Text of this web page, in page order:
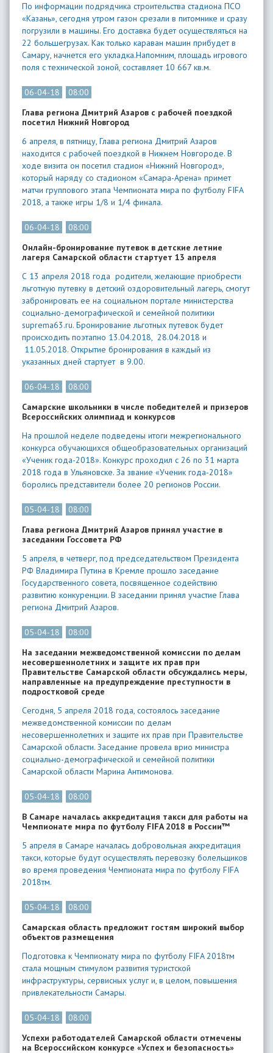
По информации подрядчика строительства стадиона ПСО
«Казань», сегодня утром газон срезали в питомнике и сразу
погрузили в машины. Его доставка будет осуществляться на
22 большегрузах. Как только караван машин прибудет в
Самару, начнется его укладка.Напомним, площадь игрового
поля с технической зоной, составляет 10 667 кв.м.
06-04-18
08:00
Глава региона Дмитрий Азаров с рабочей поездкой
посетил Нижний Новгород
6 апреля, в пятницу, Глава региона Дмитрий Азаров
находится с рабочей поездкой в Нижнем Новгороде. В
ходе визита он посетил стадион «Нижний Новгород»,
который наряду со стадионом «Самара-Арена» примет
матчи группового этапа Чемпионата мира по футболу FIFA
2018, а также игры 1/8 и 1/4 финала.
06-04-18
08:00
Онлайн-бронирование путевок в детские летние
лагеря Самарской области стартует 13 апреля
С 13 апреля 2018 года родители, желающие приобрести
льготную путевку в детский оздоровительный лагерь, смогут
забронировать ее на социальном портале министерства
социально-демографической и семейной политики
suprema63.ru. Бронирование льготных путевок будет
происходить поэтапно 13.04.2018, 28.04.2018 и
11.05.2018. Открытие бронирования в каждый из
указанных дней стартует в 9.00.
06-04-18
08:00
Самарские школьники в числе победителей и призеров
Всероссийских олимпиад и конкурсов
На прошлой неделе подведены итоги межрегионального
конкурса обучающихся общеобразовательных организаций
«Ученик года-2018». Конкурс проходил с 26 по 31 марта
2018 года в Ульяновске. За звание «Ученик года-2018»
боролись представители более 20 регионов России.
05-04-18
08:00
Глава региона Дмитрий Азаров принял участие в
заседании Госсовета РФ
5 апреля, в четверг, под председательством Президента
РФ Владимира Путина в Кремле прошло заседание
Государственного совета, посвященное содействию
развитию конкуренции. В заседании принял участие Глава
региона Дмитрий Азаров.
05-04-18
08:00
На заседании межведомственной комиссии по делам
несовершеннолетних и защите их прав при
Правительстве Самарской области обсуждались меры,
направленные на предупреждение преступности в
подростковой среде
Сегодня, 5 апреля 2018 года, состоялось заседание
межведомственной комиссии по делам
несовершеннолетних и защите их прав при Правительстве
Самарской области. Заседание провела врио министра
социально-демографической и семейной политики
Самарской области Марина Антимонова.
05-04-18
08:00
В Самаре началась аккредитация такси для работы на
Чемпионате мира по футболу FIFA 2018 в России™
5 апреля в Самаре началась добровольная аккредитация
такси, которые будут осуществлять перевозку болельщиков
во время проведения Чемпионата мира по футболу FIFA
2018тм.
05-04-18
08:00
Самарская область предложит гостям широкий выбор
объектов размещения
Подготовка к Чемпионату мира по футболу FIFA 2018тм
стала мощным стимулом развития туристской
инфраструктуры, сервисных услуг и, в целом, повышения
привлекательности Самары.
05-04-18
08:00
Успехи работодателей Самарской области отмечены
на Всероссийском конкурсе «Успех и безопасность»